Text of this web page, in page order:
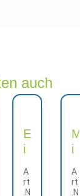
auch
E
i
h
A
rt
.N
M
i
i-
A
rt
.N